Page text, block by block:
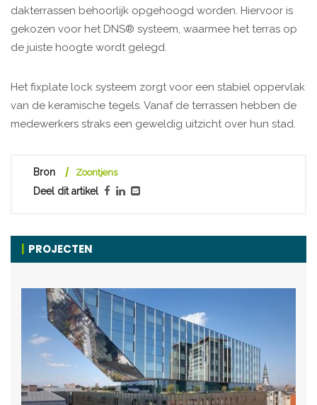
dakterrassen behoorlijk opgehoogd worden. Hiervoor is
gekozen voor het DNS® systeem, waarmee het terras op
de juiste hoogte wordt gelegd.
Het fixplate lock systeem zorgt voor een stabiel oppervlak
van de keramische tegels. Vanaf de terrassen hebben de
medewerkers straks een geweldig uitzicht over hun stad.
Bron Zoontjens
Deel dit artikel
PROJECTEN